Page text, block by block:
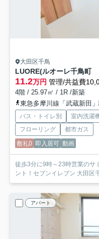
大田区千鳥
LUORE(ルオーレ千鳥町
11.2万円 管理/共益費
4階 / 25.97㎡ / 1R /新築
東急多摩川線「武蔵新田
バス・トイレ別 室内洗濯
フローリング
都市ガス
敷礼0 即入居可 動画
徒歩3分に9時～23時営業のサ
ント！セブンイレブン 大田区
アパート